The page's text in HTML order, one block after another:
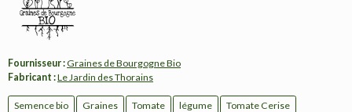
Fournisseur :Graines de Bourgogne Bio
Fabricant :Le Jardin des Thorains
Semence bio Graines Tomate légume
Tomate Cerise